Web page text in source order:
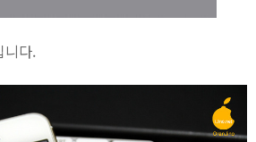
니다.